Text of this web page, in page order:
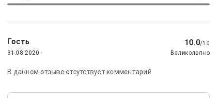
Гость 10.0/10
31.08.2020 ·
Великолепно
В данном отзыве отсутствует комментарий